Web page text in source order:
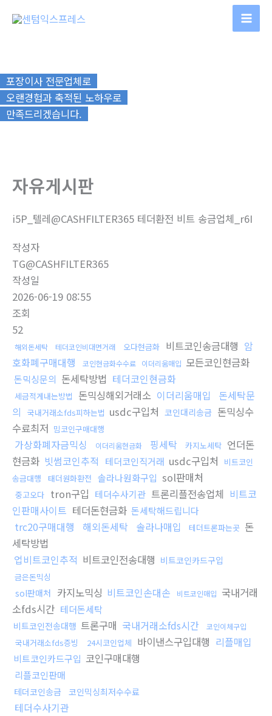
건
너
뛰
기
포장이사 전문업체로
오랜경험과 축적된 노하우로
만족드리겠습니다.
자유게시판
i5P_텔레@CASHFILTER365 테더환전 비트 송금업체_r6I
작성자
TG@CASHFILTER365
작성일
2026-06-19 08:55
조회
52
해외돈세탁 테더코인비대면거래 오다현금화 비트코인송금대행 암
호화폐구매대행
코인현금화수수료 이더리움매입 모든코인현금화
돈믹싱문의 돈세탁방법 테더코인현금화
세금적게내는방법 돈믹싱해외거래소 이더리움매입
돈세탁문
의
국내거래소fds피하는법 usdc구입처 코인대리송금 돈믹싱수
수료최저 밈코인구매대행
가상화폐자금믹싱 이더리움현금화 핑세탁 카지노세탁 언더돈
현금화 빗썸코인추적 테더코인직거래 usdc구입처
비트코인
송금대행
태더원화환전 솔라나원화구입 sol판매처
중고오다 tron구입 테더수사기관 트론리플전송업체 비트코
인판매사이트 테더돈현금화 돈세탁해드립니다
trc20구매대행 해외돈세탁 솔라나매입 테더트론파는곳 돈
세탁방법
업비트코인추적 비트코인전송대행 비트코인카드구입
금은돈믹싱
sol판매처 카지노믹싱 비트코인손대손 비트코인매입 국내거래
소fds시간 테더돈세탁
비트코인전송대행 트론구매 국내거래소fds시간 코인이체구입
국내거래소fds증빙 24시코인업체 바이낸스구입대행 리플매입
비트코인카드구입 코인구매대행
리플코인판매
테더코인송금 코인믹싱최저수수료
테더수사기관